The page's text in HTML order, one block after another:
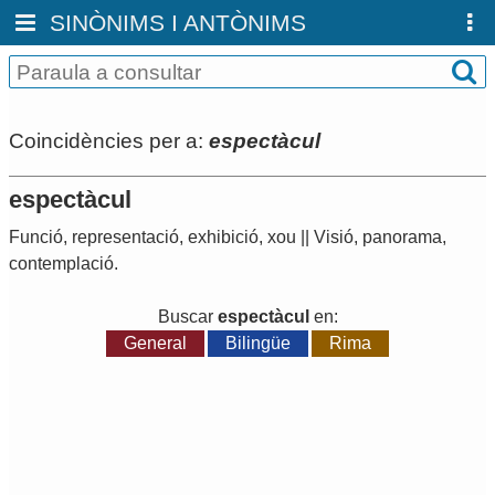
SINÒNIMS I ANTÒNIMS
Coincidències per a: espectàcul
espectàcul
Funció, representació, exhibició, xou Visió, panorama,
contemplació.
Buscar espectàcul en:
General
Bilingüe Rima